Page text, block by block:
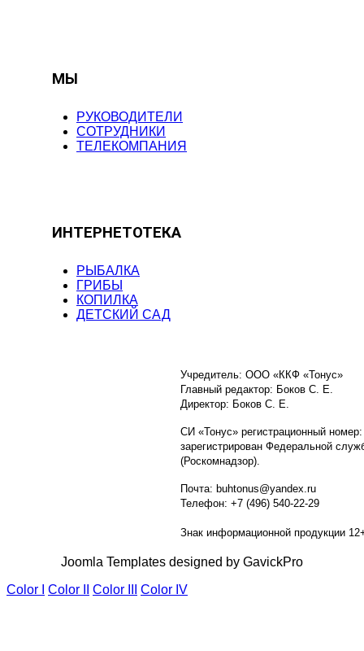
МЫ
РУКОВОДИТЕЛИ
СОТРУДНИКИ
ТЕЛЕКОМПАНИЯ
ИНТЕРНЕТОТЕКА
РЫБАЛКА
ГРИБЫ
КОПИЛКА
ДЕТСКИЙ САД
Учредитель: ООО «ККФ «Тонус»
Главный редактор: Боков С. Е.
Директор: Боков С. Е.
СИ «Тонус» регистрационный
зарегистрирован Федеральной
(Роскомнадзор).
Почта: buhtonus@yandex.ru
Телефон: +7 (496) 540-22-29
Знак информационной продукции
Joomla Templates designed by GavickPro
Color I
Color II Color III Color IV